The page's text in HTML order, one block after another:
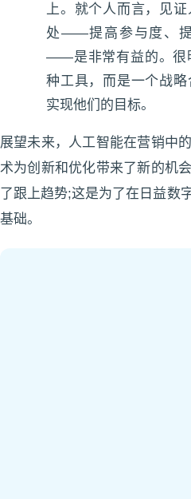
上。就个人而言，见
处——提高参与度、
——是非常有益的。很
种工具，而是一个战
实现他们的目标。
展望未来，人工智能在营销中
术为创新和优化带来了新的机
了跟上趋势;这是为了在日益数
基础。